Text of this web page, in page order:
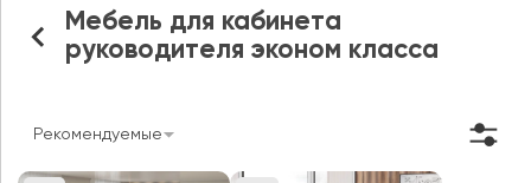
Мебель для кабинета
руководителя эконом класса
Рекомендуемые